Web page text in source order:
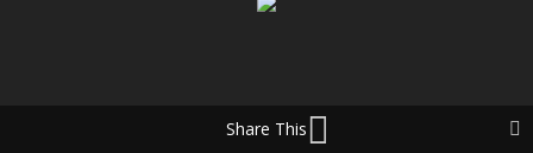
Share This